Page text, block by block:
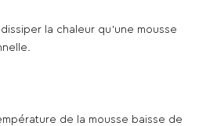
la chaleur qu'une mousse
de la mousse baisse de